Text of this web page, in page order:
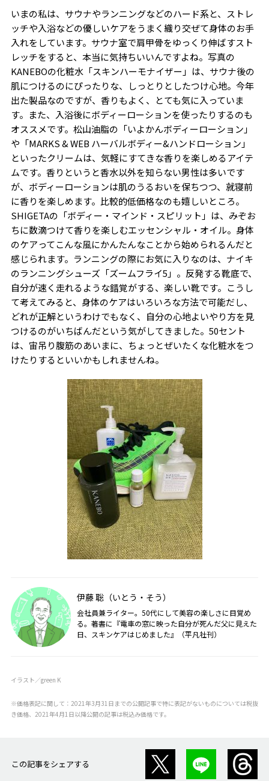
いまの私は、サウナやランニングなどのハード系と、ストレ
ッチや入浴などの優しいケアをうまく織り交ぜて身体のお手
入れをしています。サウナ室で肩甲骨をゆっくり伸ばすスト
レッチをすると、本当に気持ちいいんですよね。写真の
KANEBOの化粧水「スキンハーモナイザー」は、サウナ後の
肌につけるのにぴったりな、しっとりとしたつけ心地。今年
出た製品なのですが、香りもよく、とても気に入っていま
す。また、入浴後にボディーローションを使ったりするのも
オススメです。松山油脂の「いよかんボディーローション」
や「MARKS & WEB ハーバルボディー&ハンドローション」
といったクリームは、気軽にすてきな香りを楽しめるアイテ
ムです。香りというと香水以外を知らない男性は多いです
が、ボディーローションは肌のうるおいを保ちつつ、就寝前
に香りを楽しめます。比較的低価格なのも嬉しいところ。
SHIGETAの「ボディー・マインド・スピリット」は、みぞお
ちに数滴つけて香りを楽しむエッセンシャル・オイル。身体
のケアってこんな風にかんたんなことから始められるんだと
感じられます。ランニングの際にお気に入りなのは、ナイキ
のランニングシューズ「ズームフライ5 」。反発する靴底で、
自分が速く走れるような錯覚がする、楽しい靴です。こうし
て考えてみると、身体のケアはいろいろな方法で可能だし、
どれが正解というわけでもなく、自分の心地よいやり方を見
つけるのがいちばんだという気がしてきました。 50セント
は、宙吊り腹筋のあいまに、ちょっとぜいたくな化粧水をつ
けたりするといいかもしれませんね。
伊藤 聡（いとう・そう）
会社員兼ライター。50代にして美容の楽しさに目覚め
る。著書に『電車の窓に映った自分が死んだ父に見えた
日、スキンケアはじめました』（平凡社刊）
イラスト／green K
※価格表記に関して：2021年3月31日までの公開記事で特に表記がないものについては税抜
き価格、2021年4月1日以降公開の記事は税込み価格です。
この記事をシェアする